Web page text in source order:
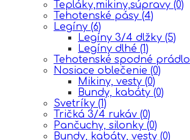
Tepláky,mikiny,súpravy (0)
Tehotenské pásy (4)
Legíny (6)
Legíny 3/4 dlžky (5)
Legíny dlhé (1)
Tehotenské spodné prádlo
Nosiace oblečenie (0)
Mikiny, vesty (0)
Bundy, kabáty (0)
Svetríky (1)
Tričká 3/4 rukáv (0)
Pančuchy, silonky (0)
Bundy, kabáty, vesty (0)